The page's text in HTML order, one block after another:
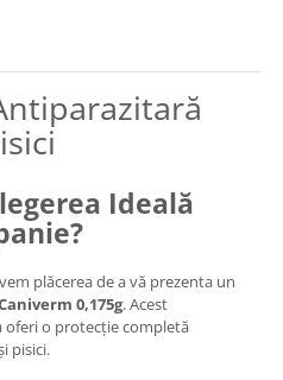
Ideală
plăcerea de a vă prezenta un
0,175g. Acest
oferi o protecție completă
pisici.